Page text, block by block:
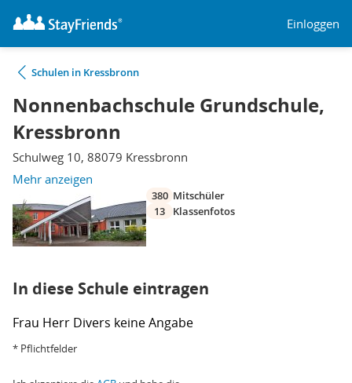
Einloggen
Schulen in Kressbronn
Nonnenbachschule Grundschule,
Kressbronn
Schulweg 10, 88079 Kressbronn
Mehr anzeigen
380 Mitschüler
13
Klassenfotos
In diese Schule eintragen
Frau Herr Divers keine Angabe
* Pflichtfelder